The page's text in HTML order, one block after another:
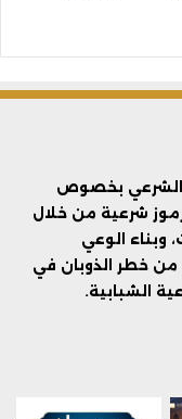
الشرعي بخصوص
رموز شرعية من خلال
وبناء الوعي
من خطر الذوبان في
الشبابية.